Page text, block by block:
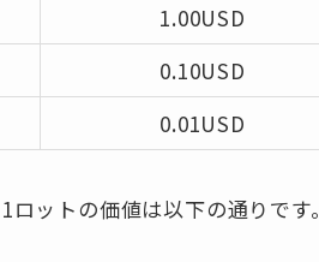
1.00USD
0.10USD
0.01USD
ットの価値は以下の通りです。